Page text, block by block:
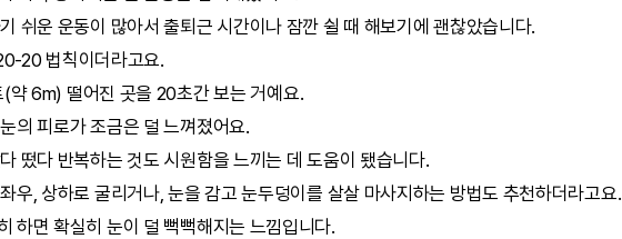
쉬운 운동이 많아서 출퇴근 시간이나 잠깐 쉴 때 해보기에 괜찮았습니다.
20 법칙이더라고요.
약 6m) 떨어진 곳을 20초간 보는 거예요.
의 피로가 조금은 덜 느껴졌어요.
떴다 반복하는 것도 시원함을 느끼는 데 도움이 됐습니다.
우, 상하로 굴리거나, 눈을 감고 눈두덩이를 살살 마사지하는 방법도 추천하더라고요.
하면 확실히 눈이 덜 뻑뻑해지는 느낌입니다.